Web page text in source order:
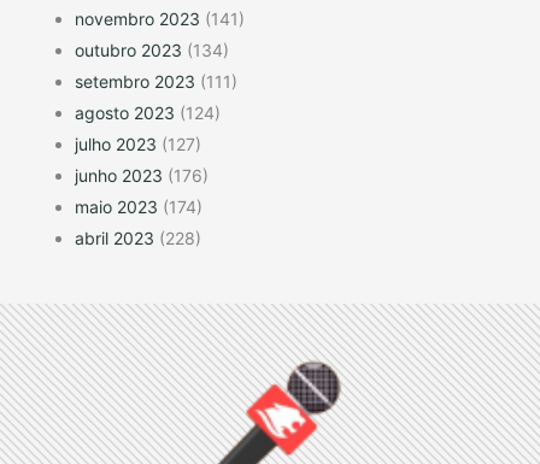
novembro 2023 (141)
outubro 2023 (134)
setembro 2023 (111)
agosto 2023 (124)
julho 2023 (127)
junho 2023 (176)
maio 2023 (174)
abril 2023 (228)